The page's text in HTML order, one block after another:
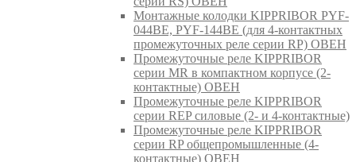
Монтажные колодки KIPPRIBOR PYF-
044BE, PYF-144BE (для 4-контактных
промежуточных реле серии RP) ОВЕН
Промежуточные реле KIPPRIBOR
серии MR в компактном корпусе (2-
контактные) ОВЕН
Промежуточные реле KIPPRIBOR
серии REP силовые (2- и 4-контактные)
Промежуточные реле KIPPRIBOR
серии RP общепромышленные (4-
контактные) ОВЕН